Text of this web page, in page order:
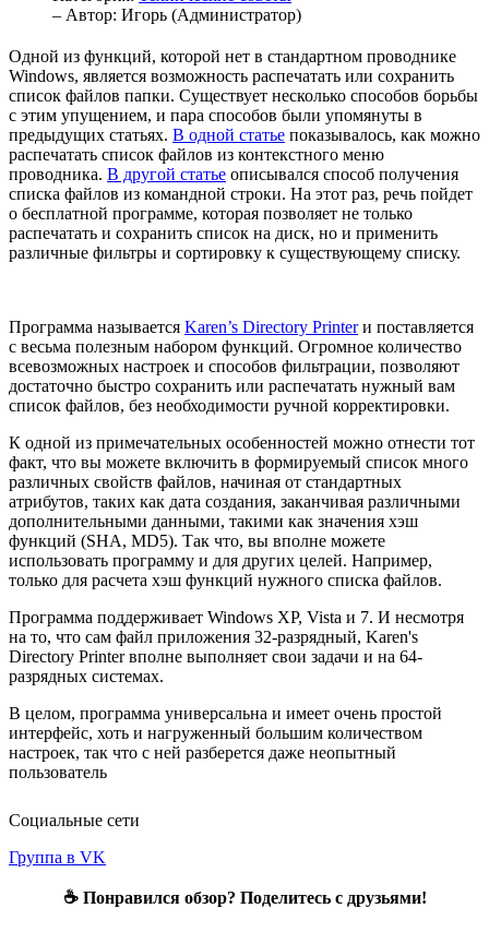
– Автор: Игорь (Администратор)
Одной из функций, которой нет в стандартном проводнике
Windows, является возможность распечатать или сохранить
список файлов папки. Существует несколько способов борьбы
с этим упущением, и пара способов были упомянуты в
предыдущих статьях. В одной статье показывалось, как можно
распечатать список файлов из контекстного меню
проводника. В другой статье описывался способ получения
списка файлов из командной строки. На этот раз, речь пойдет
о бесплатной программе, которая позволяет не только
распечатать и сохранить список на диск, но и применить
различные фильтры и сортировку к существующему списку.
Программа называется Karen’s Directory Printerи поставляется
с весьма полезным набором функций. Огромное количество
всевозможных настроек и способов фильтрации, позволяют
достаточно быстро сохранить или распечатать нужный вам
список файлов, без необходимости ручной корректировки.
К одной из примечательных особенностей можно отнести тот
факт, что вы можете включить в формируемый список много
различных свойств файлов, начиная от стандартных
атрибутов, таких как дата создания, заканчивая различными
дополнительными данными, такими как значения хэш
функций (SHA, MD5). Так что, вы вполне можете
использовать программу и для других целей. Например,
только для расчета хэш функций нужного списка файлов.
Программа поддерживает Windows XP, Vista и 7. И несмотря
на то, что сам файл приложения 32-разрядный, Karen's
Directory Printer вполне выполняет свои задачи и на 64-
разрядных системах.
В целом, программа универсальна и имеет очень простой
интерфейс, хоть и нагруженный большим количеством
настроек, так что с ней разберется даже неопытный
пользователь
Социальные сети
Группа в VK
☕ Понравился обзор? Поделитесь с друзьями!